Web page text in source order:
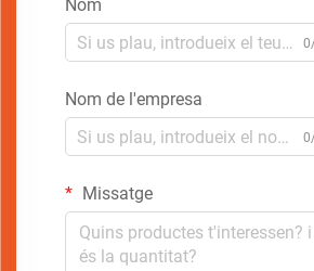
Nom
Nom de l'empresa
Missatge